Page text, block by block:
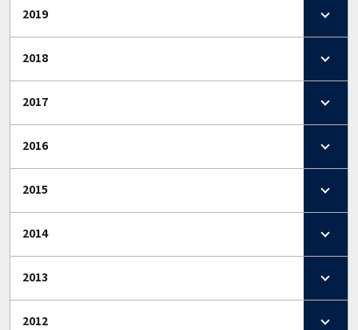
2019
2018
2017
2016
2015
2014
2013
2012